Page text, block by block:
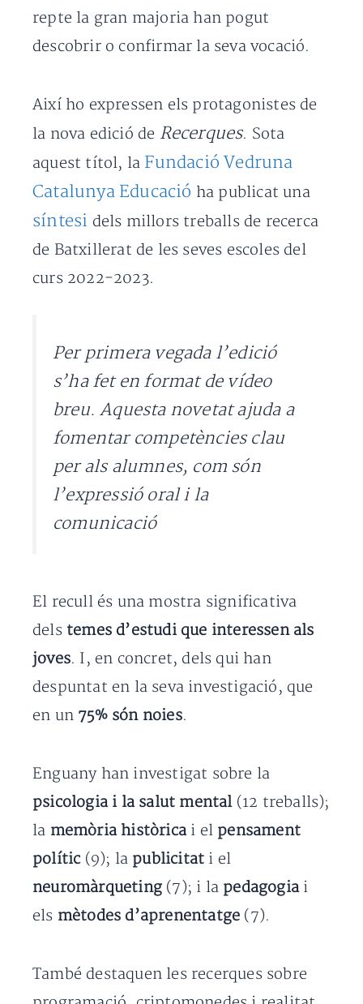
repte la gran majoria han pogut
descobrir o confirmar la seva vocació.
Així ho expressen els protagonistes de
la nova edició de Recerques. Sota
aquest títol, la Fundació Vedruna
Catalunya Educació ha publicat una
síntesi dels millors treballs de recerca
de Batxillerat de les seves escoles del
curs 2022-2023.
Per primera vegada l’edició
s’ha fet en format de vídeo
breu. Aquesta novetat ajuda a
fomentar competències clau
per als alumnes, com són
l’expressió oral i la
comunicació
El recull és una mostra significativa
dels temes d’estudi que interessen als
joves. I, en concret, dels qui han
despuntat en la seva investigació, que
en un 75% són noies.
Enguany han investigat sobre la
psicologia i la salut mental (12 treballs);
la memòria històricai el pensament
polític(9); la publicitat i el
neuromàrqueting (7); i la pedagogia i
els mètodes d’aprenentatge (7).
També destaquen les recerques sobre